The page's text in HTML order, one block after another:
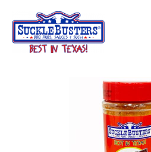
Bildergalerie überspringen